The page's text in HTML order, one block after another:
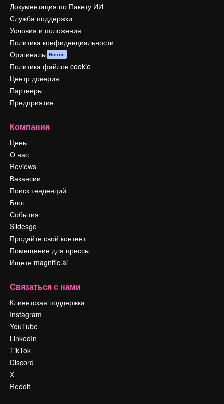
Документация по Пакету ИИ
Служба поддержки
Условия и положения
Политика конфиденциальности
Оригиналы Новое
Политика файлов cookie
Центр доверия
Партнеры
Предприятие
Компания
Цены
О нас
Reviews
Вакансии
Поиск тенденций
Блог
События
Slidesgo
Продайте свой контент
Помещение для прессы
Ищете magnific.ai
Связаться с нами
Клиентская поддержка
Instagram
YouTube
LinkedIn
TikTok
Discord
X
Reddit